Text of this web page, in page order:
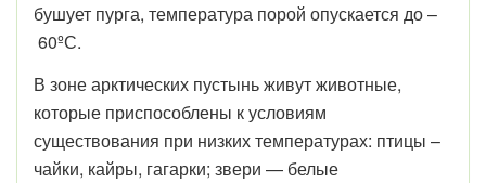
бушует пурга, температура порой опускается до –
60ºС.
В зоне арктических пустынь живут животные,
которые приспособлены к условиям
существования при низких температурах: птицы –
чайки, кайры, гагарки; звери — белые